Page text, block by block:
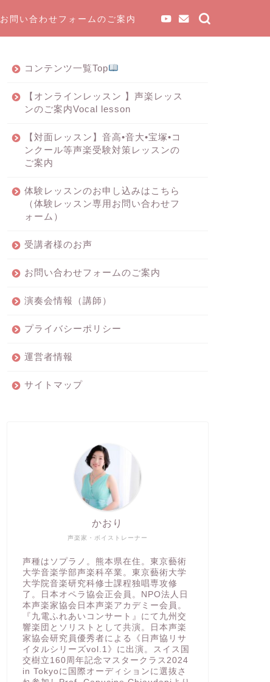
お問い合わせフォームのご案内
コンテンツ一覧Top
【オンラインレッスン 】声楽レッス
ンのご案内Vocal lesson
【対面レッスン】音高•音大•宝塚•コ
ンクール等声楽受験対策レッスンの
ご案内
体験レッスンのお申し込みはこちら
（体験レッスン専用お問い合わせフ
ォーム）
受講者様のお声
お問い合わせフォームのご案内
演奏会情報（講師）
プライバシーポリシー
運営者情報
サイトマップ
声楽家・ボイストレーナー
かおり
声種はソプラノ。熊本県在住。東京藝術
大学音楽学部声楽科卒業。東京藝術大学
大学院音楽研究科修士課程独唱専攻修
了。日本オペラ協会正会員。NPO法人日
本声楽家協会日本声楽アカデミー会員。
『九電ふれあいコンサート』にて九州交
響楽団とソリストとして共演。日本声楽
家協会研究員優秀者による《日声協リサ
イタルシリーズvol.1》に出演。スイス国
交樹立160周年記念マスタークラス2024
in Tokyoに国際オーディションに選抜さ